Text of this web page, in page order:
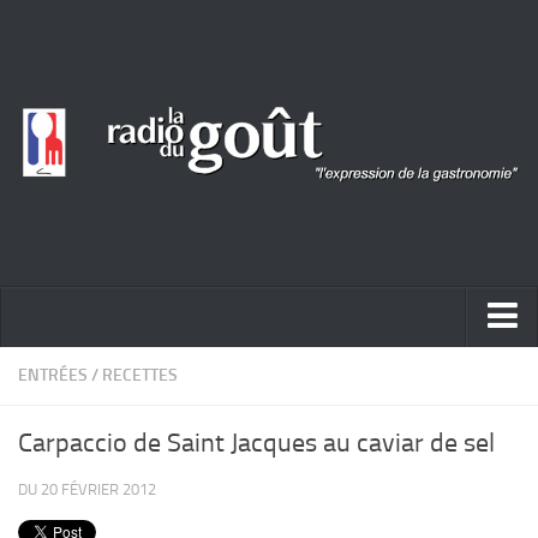
ACTUALITÉ
PORTRAITS
ENTRÉES / RECETTES
Carpaccio de Saint Jacques au caviar de sel
DU 20 FÉVRIER 2012